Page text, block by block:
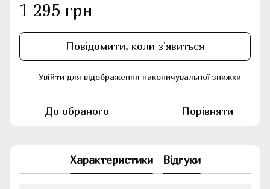
1 295 грн
Повідомити, коли з'явиться
Увійти для відображення накопичувальної знижки
До обраного Порівняти
Характеристики Відгуки